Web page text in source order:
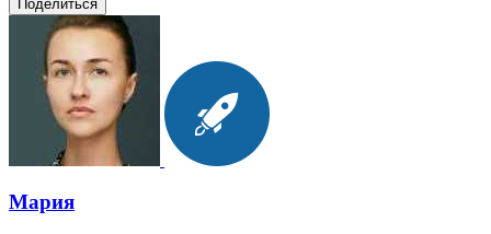
Поделиться
Мария